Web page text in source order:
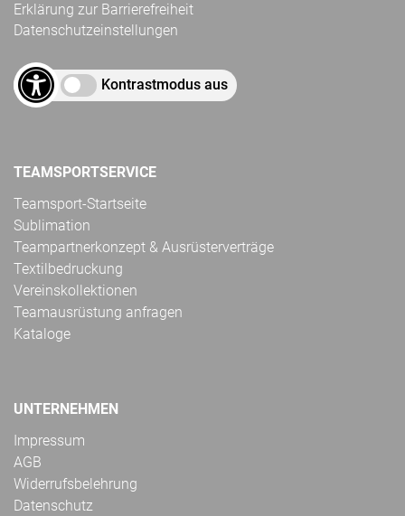
Erklärung zur Barrierefreiheit
Datenschutzeinstellungen
Kontrastmodus aus
TEAMSPORTSERVICE
Teamsport-Startseite
Sublimation
Teampartnerkonzept & Ausrüsterverträge
Textilbedruckung
Vereinskollektionen
Teamausrüstung anfragen
Kataloge
UNTERNEHMEN
Impressum
AGB
Widerrufsbelehrung
Datenschutz